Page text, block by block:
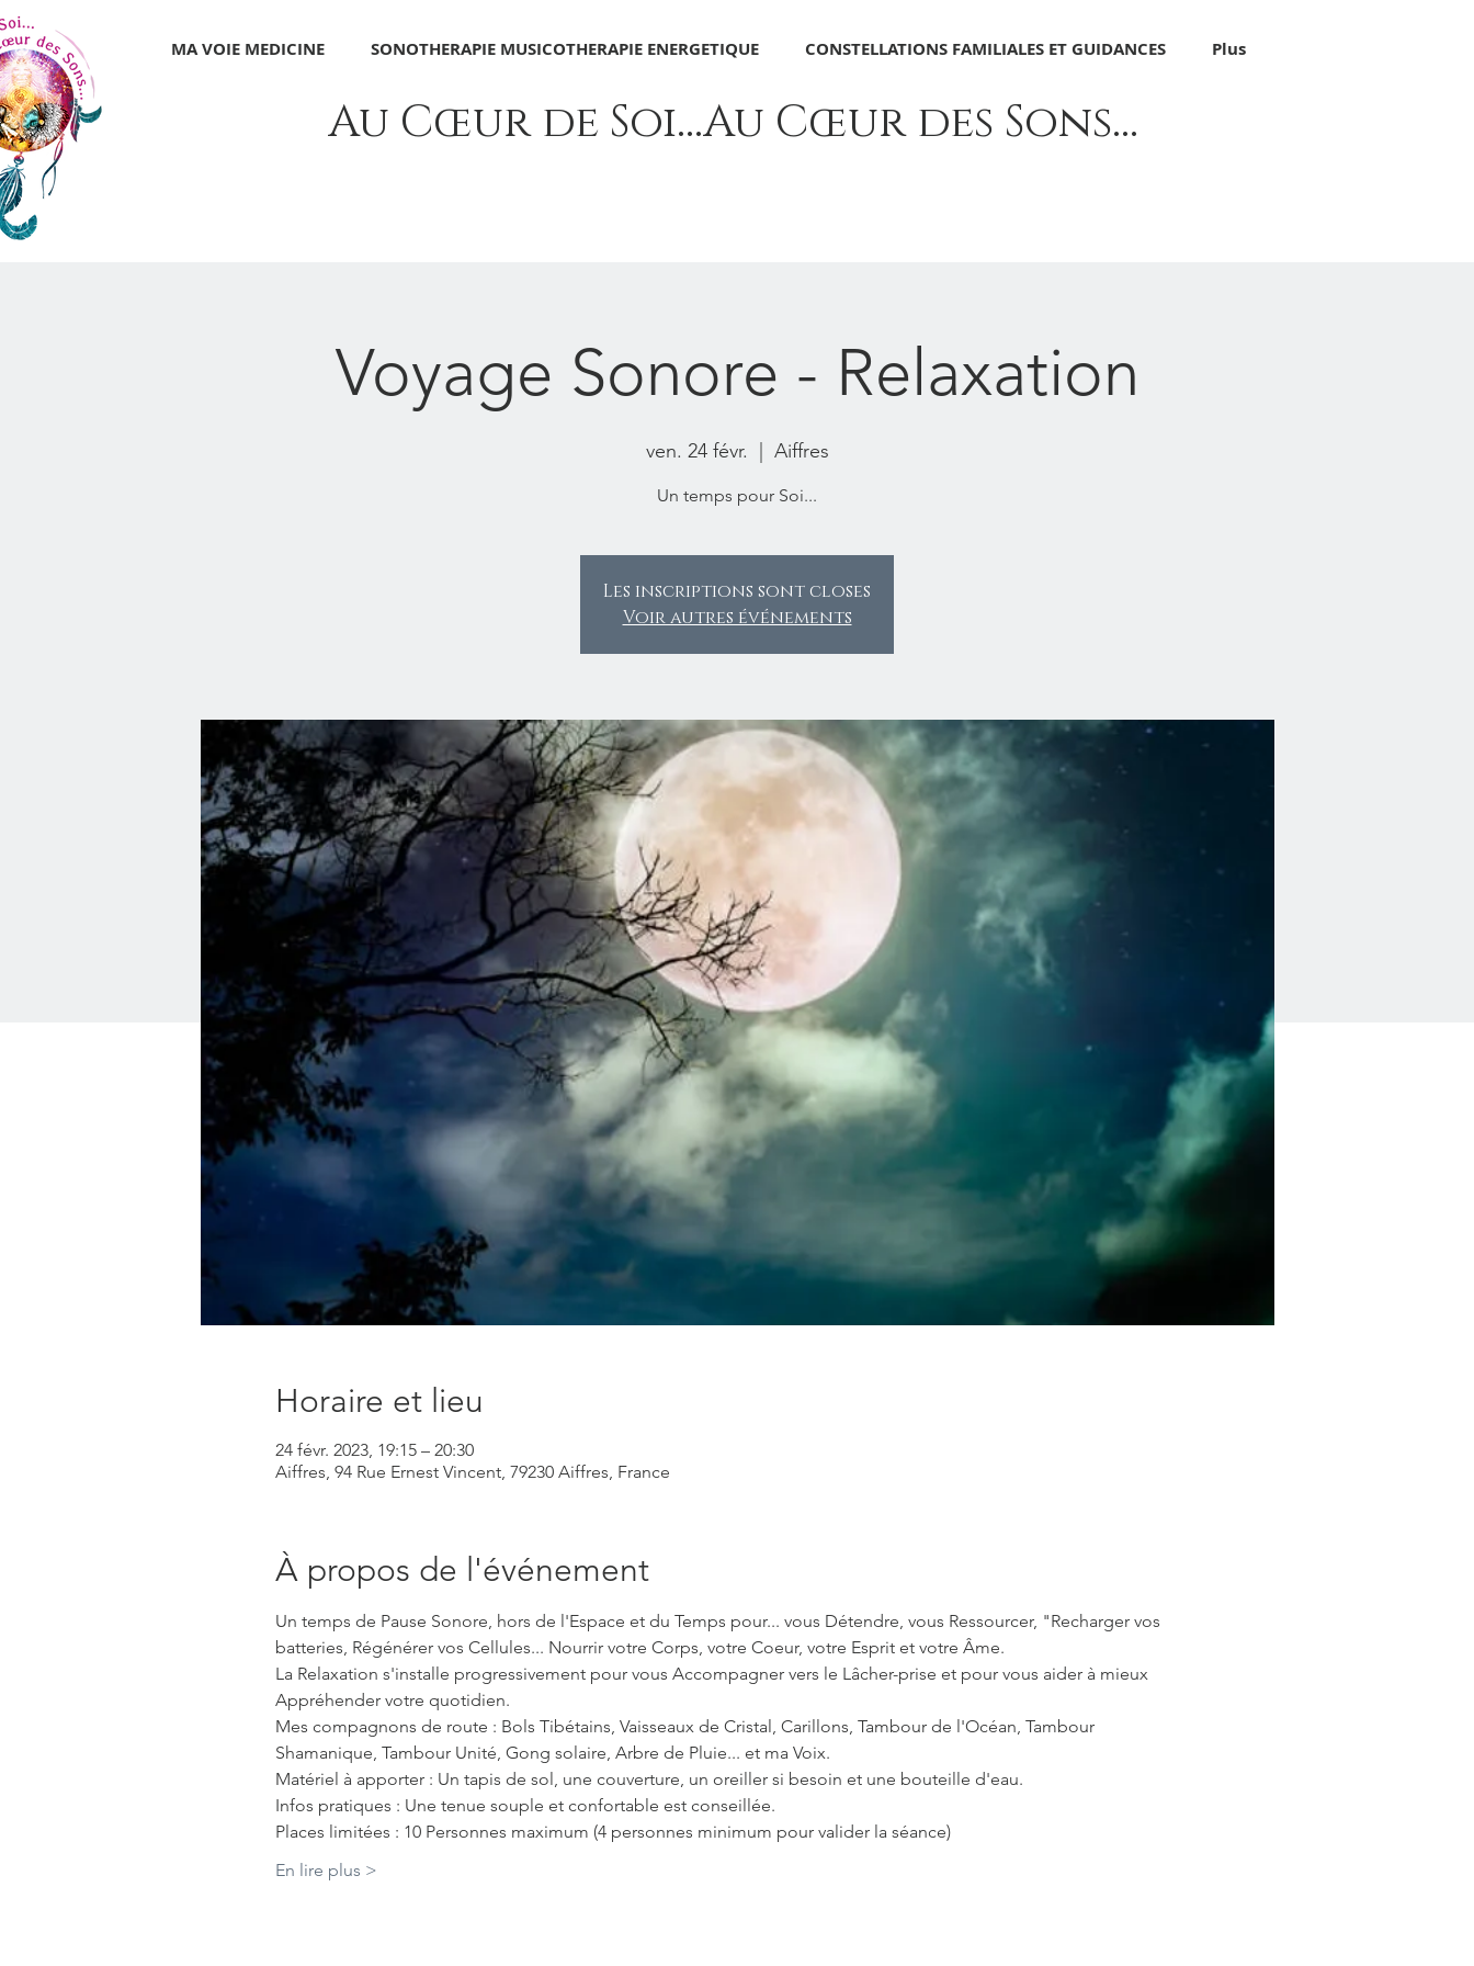
MA VOIE MEDICINE SONOTHERAPIE MUSICOTHERAPIE ENERGETIQUE CONSTELLATIONS FAMILIALES ET GUIDANCES Plus
Au Cœur de Soi...Au Cœur des Sons...
Voyage Sonore - Relaxation
ven. 24 févr. Aiffres
Un temps pour Soi...
Les inscriptions sont closes
Voir autres événements
Horaire et lieu
24 févr. 2023, 19:15 – 20:30
Aiffres, 94 Rue Ernest Vincent, 79230 Aiffres, France
À propos de l'événement
Un temps de Pause Sonore, hors de l'Espace et du Temps pour... vous Détendre, vous Ressourcer, "Recharger vos
batteries, Régénérer vos Cellules... Nourrir votre Corps, votre Coeur, votre Esprit et votre Âme.
La Relaxation s'installe progressivement pour vous Accompagner vers le Lâcher-prise et pour vous aider à mieux
Appréhender votre quotidien.
Mes compagnons de route : Bols Tibétains, Vaisseaux de Cristal, Carillons, Tambour de l'Océan, Tambour
Shamanique, Tambour Unité, Gong solaire, Arbre de Pluie... et ma Voix.
Matériel à apporter : Un tapis de sol, une couverture, un oreiller si besoin et une bouteille d'eau.
Infos pratiques : Une tenue souple et confortable est conseillée.
Places limitées : 10 Personnes maximum (4 personnes minimum pour valider la séance)
En lire plus >